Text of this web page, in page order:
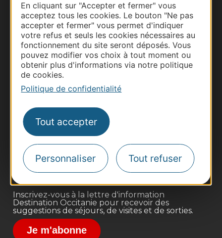
En cliquant sur "Accepter et fermer" vous
acceptez tous les cookies. Le bouton "Ne pas
accepter et fermer" vous permet d'indiquer
votre refus et seuls les cookies nécessaires au
fonctionnement du site seront déposés. Vous
pouvez modifier vos choix à tout moment ou
obtenir plus d'informations via notre politique
de cookies.
Politique de confidentialité
Tout accepter
Personnaliser Tout refuser
Business/Mice
Pros d'Occitanie
Site presse et d'influence
Voyagistes
Destination Sport
Inscrivez-vous à la lettre d'information
Destination Occitanie pour recevoir des
suggestions de séjours, de visites et de sorties.
Je m'abonne